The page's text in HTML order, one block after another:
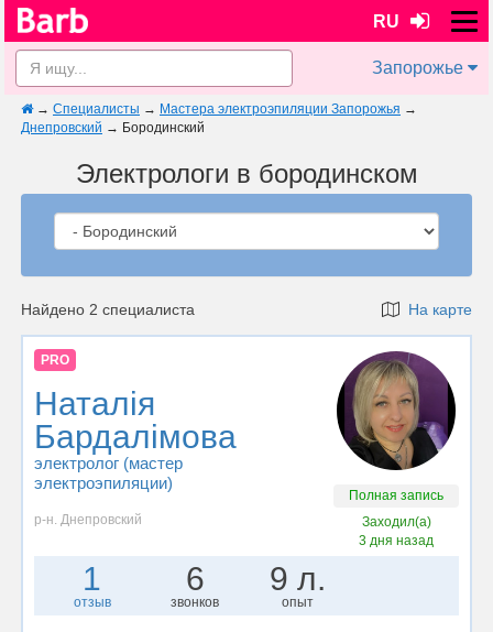
RU
Запорожье
→ Специалисты → Мастера электроэпиляции Запорожья →
Днепровский → Бородинский
Электрологи в бородинском
Найдено 2 специалиста На карте
PRO
Наталія
Бардалімова
электролог (мастер
электроэпиляции)
Полная запись
р-н. Днепровский
Заходил(а)
3 дня назад
1
отзыв
6
звонков
9 л.
опыт